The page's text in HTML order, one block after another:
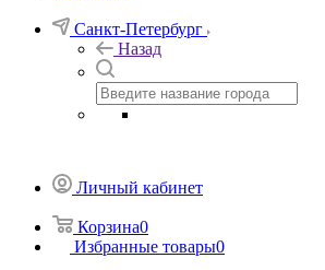
Санкт-Петербург
Назад
Личный кабинет
Корзина0
Избранные товары0